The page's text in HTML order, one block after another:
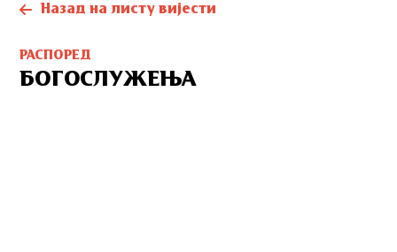
Назад на листу вијести
РАСПОРЕД
БОГОСЛУЖЕЊА